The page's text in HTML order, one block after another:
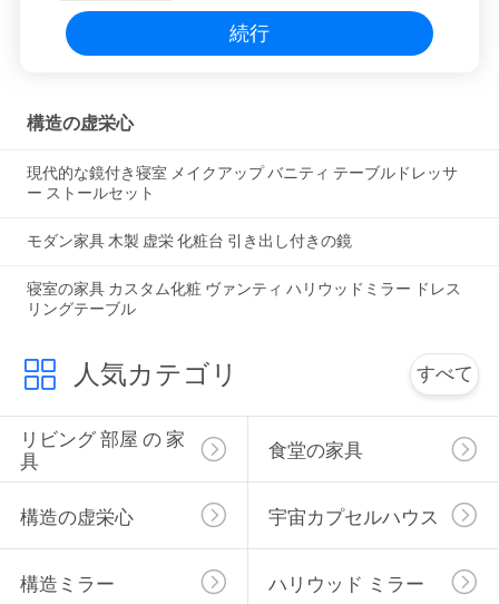
ニ
ュ
ー
ス
べ
て
の
場
合
続行
構造の虚栄心
現代的な鏡付き寝室 メイクアップ バニティ テーブルドレッサ
ー ストールセット
モダン家具 木製 虚栄 化粧台 引き出し付きの鏡
寝室の家具 カスタム化粧 ヴァンティ ハリウッドミラー ドレス
リングテーブル
人気カテゴリ すべて
リビング 部屋 の 家
具
食堂の家具
構造の虚栄心 宇宙カプセルハウス
構造ミラー ハリウッド ミラー